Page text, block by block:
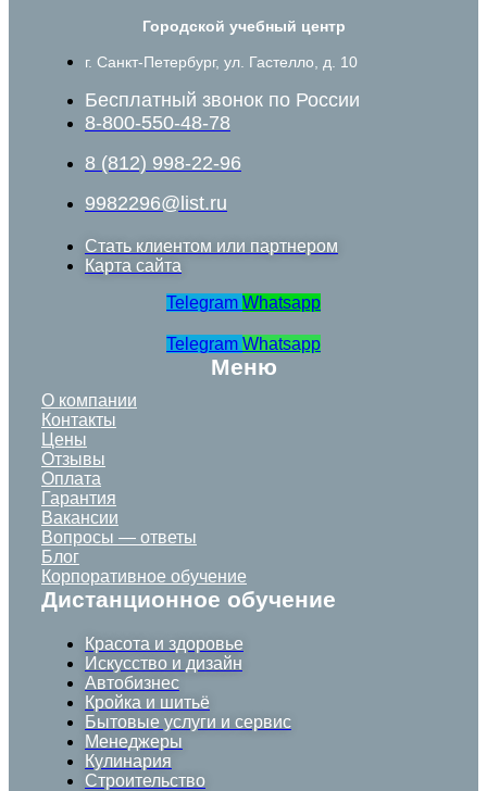
Городской учебный центр
г. Санкт-Петербург, ул. Гастелло, д. 10
Бесплатный звонок по России
8-800-550-48-78
8 (812) 998-22-96
9982296@list.ru
Стать клиентом или партнером
Карта сайта
Telegram Whatsapp
Telegram Whatsapp
Меню
О компании
Контакты
Цены
Отзывы
Оплата
Гарантия
Вакансии
Вопросы — ответы
Блог
Корпоративное обучение
Дистанционное обучение
Красота и здоровье
Искусство и дизайн
Автобизнес
Кройка и шитьё
Бытовые услуги и сервис
Менеджеры
Кулинария
Строительство